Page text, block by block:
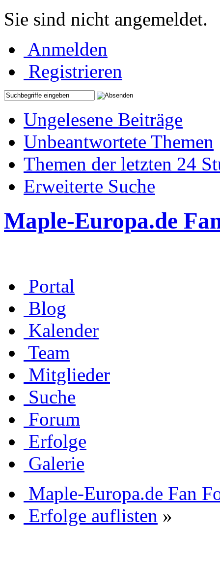
Sie sind nicht angemeldet.
Anmelden
Registrieren
Ungelesene Beiträge
Unbeantwortete Themen
Themen der letzten 24
Erweiterte Suche
Maple-Europa.de
Portal
Blog
Kalender
Team
Mitglieder
Suche
Forum
Erfolge
Galerie
Maple-Europa.de Fan
Erfolge auflisten »